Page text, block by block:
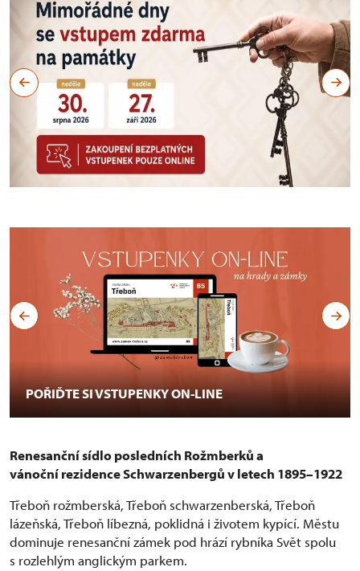
POZNEJTE NOČNÍ PAMÁTKY
Renesanční sídlo posledních Rožmberků a
vánoční rezidence Schwarzenbergů v letech 1895–1922
Třeboň rožmberská, Třeboň schwarzenberská, Třeboň
lázeňská, Třeboň líbezná, poklidná i životem kypící. Městu
dominuje renesanční zámek pod hrází rybníka Svět spolu
s rozlehlým anglickým parkem.